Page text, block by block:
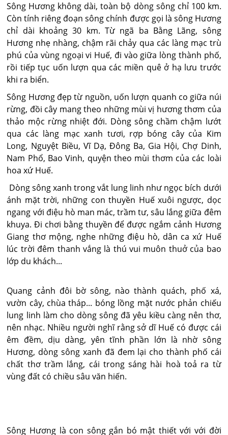
Sông Hương không dài, toàn bộ dòng sông chỉ 100 km.
Còn tính riêng đoạn sông chính được gọi là sông Hương
chỉ dài khoảng 30 km. Từ ngã ba Bằng Lãng, sông
Hương nhẹ nhàng, chậm rãi chảy qua các làng mạc trù
phú của vùng ngoại vi Huế, đi vào giữa lòng thành phố,
rồi tiếp tục uốn lượn qua các miền quê ở hạ lưu trước
khi ra biển.
Sông Hương đẹp từ nguồn, uốn lượn quanh co giữa núi
rừng, đồi cây mang theo những mùi vị hương thơm của
thảo mộc rừng nhiệt đới. Dòng sông chầm chậm lướt
qua các làng mạc xanh tươi, rợp bóng cây của Kim
Long, Nguyệt Biều, Vĩ Dạ, Ðông Ba, Gia Hội, Chợ Dinh,
Nam Phổ, Bao Vinh, quyện theo mùi thơm của các loài
hoa xứ Huế.
Dòng sông xanh trong vắt lung linh như ngọc bích dưới
ánh mặt trời, những con thuyền Huế xuôi ngược, dọc
ngang với điệu hò man mác, trầm tư, sâu lắng giữa đêm
khuya. Ði chơi bằng thuyền để được ngắm cảnh Hương
Giang thơ mộng, nghe những điệu hò, dân ca xứ Huế
lúc trời đêm thanh vắng là thú vui muôn thuở của bao
lớp du khách...
Quang cảnh đôi bờ sông, nào thành quách, phố xá,
vườn cây, chùa tháp... bóng lồng mặt nước phản chiếu
lung linh làm cho dòng sông đã yêu kiều càng nên thơ,
nên nhạc. Nhiều người nghĩ rằng sở dĩ Huế có được cái
êm đềm, dịu dàng, yên tĩnh phần lớn là nhờ sông
Hương, dòng sông xanh đã đem lại cho thành phố cái
chất thơ trầm lắng, cái trong sáng hài hoà toả ra từ
vùng đất có chiều sâu văn hiến.
Sông Hương là con sông gắn bó mật thiết với với đời